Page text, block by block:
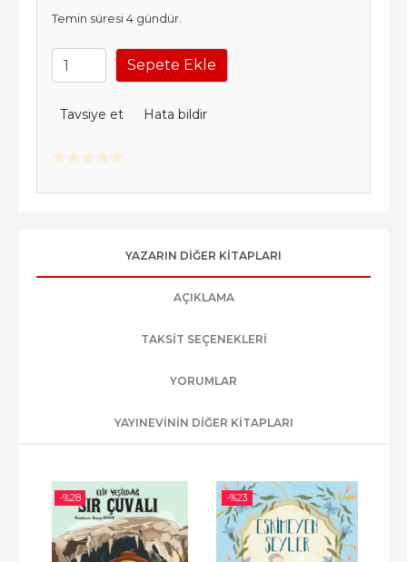
Temin süresi 4 gündür.
Sepete Ekle
Tavsiye et Hata bildir
YAZARIN DIĞER KITAPLARI
AÇIKLAMA
TAKSIT SEÇENEKLERI
YORUMLAR
YAYINEVININ DIĞER KITAPLARI
-%28 -%23